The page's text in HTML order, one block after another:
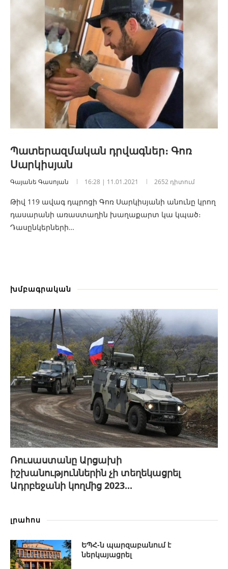
Պատերազմական դրվագներ։ Գոռ
Սարկիսյան
Գայանե Գասոյան 16:28 | 11.01.2021 2652 դիտում
Թիվ 119 ավագ դպրոցի Գոռ Սարկիսյանի անունը կրող
դասարանի առաստաղին խաղաքարտ կա կպած։
Դասընկերների…
խմբագրական
Ռուսաստանը Արցախի
իշխանություններին չի տեղեկացրել
Ադրբեջանի կողմից 2023...
լրահոս
ԵՊՀ-ն պարզաբանում է
ներկայացրել